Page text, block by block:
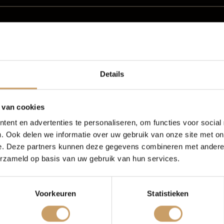
Details
cookies
en advertenties te personaliseren, om functies voor social
Ook delen we informatie over uw gebruik van onze site met
Deze partners kunnen deze gegevens combineren met
op basis van uw gebruik van hun services.
Voorkeuren Statistieken
bij Autobedrijf de
en wil je vooral zeker weten dat je een betrouwbare
de Baaij vind je een wisselend aanbod
gezinswagens en moderne hybride of elektrische
maken en rekenen op duidelijke afspraken.
Dan kun je kiezen uit verschillende
Autolease
Financiering
Verkoop
Over
Blogs
Contact